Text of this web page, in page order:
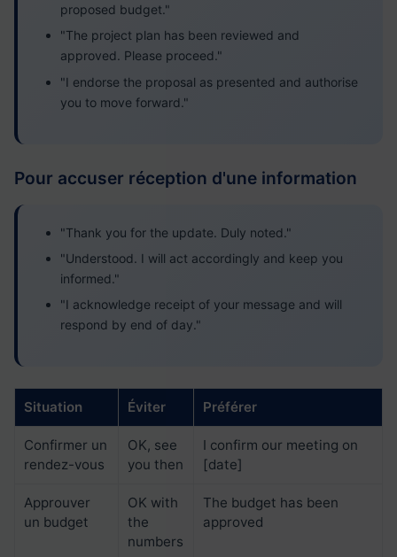
proposed budget."
"The project plan has been reviewed and
approved. Please proceed."
"I endorse the proposal as presented and authorise
you to move forward."
Pour accuser réception d'une information
"Thank you for the update. Duly noted."
"Understood. I will act accordingly and keep you
informed."
"I acknowledge receipt of your message and will
respond by end of day."
Situation Éviter Préférer
Confirmer un
rendez-vous
OK, see
you then
I confirm our meeting on
[date]
Approuver
un budget
OK with
the
numbers
The budget has been
approved